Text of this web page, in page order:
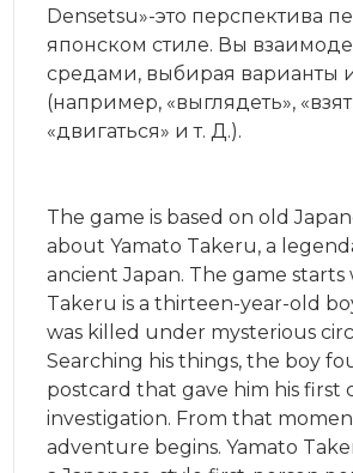
Densetsu»-это перспектива
японском стиле. Вы
средами, выбирая варианты
(например, «выглядеть»,
«двигаться» и т. Д.).
The game is based on old
about Yamato Takeru, a
ancient Japan. The game starts
Takeru is a thirteen-year-old
was killed under mysterious
Searching his things, the boy
postcard that gave him his first
investigation. From that
adventure begins. Yamato